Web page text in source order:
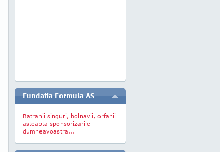
Fundatia Formula AS
Batranii singuri, bolnavii, orfanii
asteapta sponsorizarile
dumneavoastra...